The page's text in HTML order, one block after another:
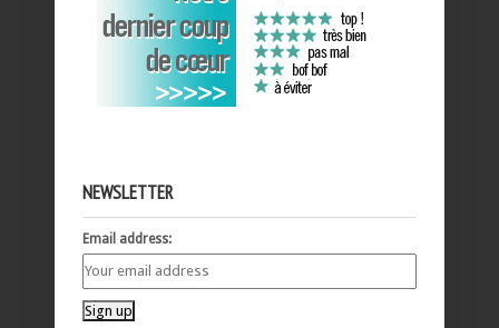
NEWSLETTER
Email address: